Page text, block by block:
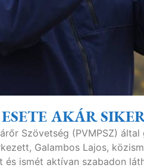
AKÁR
Szövetség (PVMPSZ)
Galambos Lajos,
és ismét aktívan szabadon